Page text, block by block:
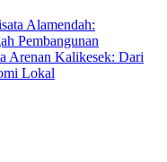
Alamendah:
Pembangunan
Arenan Kalikesek: Dari
Lokal